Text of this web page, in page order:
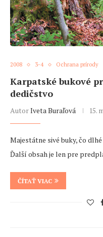
2008 3-4 Ochrana prírody
Karpatské bukové
dedičstvo
AutorIveta Buraľová 15.
Majestátne sivé buky, čo
Ďalší obsah je len pre
ČÍTAŤ VIAC